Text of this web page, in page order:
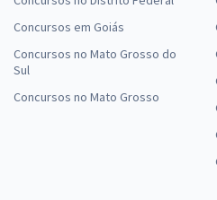
Concursos em Goiás
Concursos no Mato Grosso do
Sul
Concursos no Mato Grosso